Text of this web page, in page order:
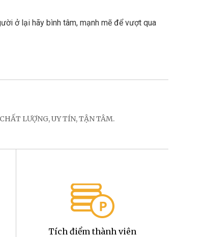
ở lại hãy bình tâm, mạnh mẽ để vượt qua
LƯỢNG, UY TÍN, TẬN TÂM.
Tích điểm thành viên